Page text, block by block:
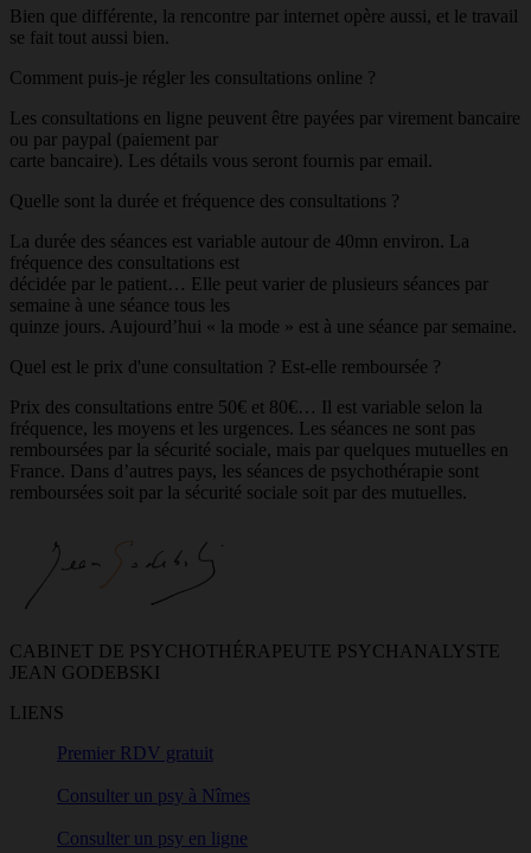
Bien que différente, la rencontre par internet opère aussi, et le travail
se fait tout aussi bien.
Comment puis-je régler les consultations online ?
Les consultations en ligne peuvent être payées par virement bancaire
ou par paypal (paiement par
carte bancaire). Les détails vous seront fournis par email.
Quelle sont la durée et fréquence des consultations ?
La durée des séances est variable autour de 40mn environ. La
fréquence des consultations est
décidée par le patient… Elle peut varier de plusieurs séances par
semaine à une séance tous les
quinze jours. Aujourd’hui « la mode » est à une séance par semaine.
Quel est le prix d'une consultation ? Est-elle remboursée ?
Prix des consultations entre 50€ et 80€… Il est variable selon la
fréquence, les moyens et les urgences. Les séances ne sont pas
remboursées par la sécurité sociale, mais par quelques mutuelles en
France. Dans d’autres pays, les séances de psychothérapie sont
remboursées soit par la sécurité sociale soit par des mutuelles.
CABINET DE PSYCHOTHÉRAPEUTE PSYCHANALYSTE
JEAN GODEBSKI
LIENS
Premier RDV gratuit
Consulter un psy à Nîmes
Consulter un psy en ligne